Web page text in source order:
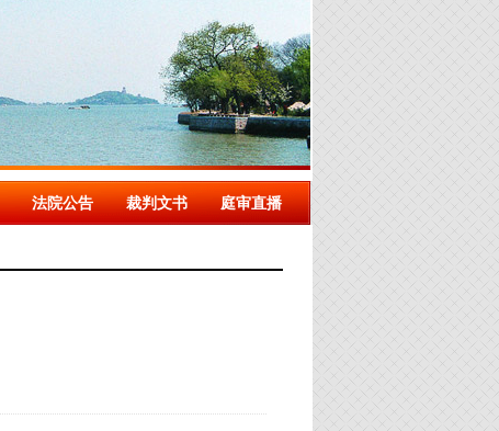
法院公告 裁判文书 庭审直播